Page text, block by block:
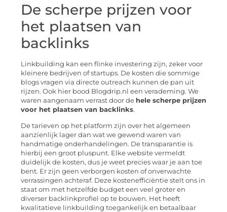
De scherpe prijzen voor
het plaatsen van
backlinks
Linkbuilding kan een flinke investering zijn, zeker voor
kleinere bedrijven of startups. De kosten die sommige
blogs vragen via directe outreach kunnen de pan uit
rijzen. Ook hier bood Blogdrip.nl een verademing. We
waren aangenaam verrast door de hele scherpe prijzen
voor het plaatsen van backlinks.
De tarieven op het platform zijn over het algemeen
aanzienlijk lager dan wat we gewend waren van
handmatige onderhandelingen. De transparantie is
hierbij een groot pluspunt. Elke website vermeldt
duidelijk de kosten, dus je weet precies waar je aan toe
bent. Er zijn geen verborgen kosten of onverwachte
verrassingen achteraf. Deze kostenefficiëntie stelt ons in
staat om met hetzelfde budget een veel groter en
diverser backlinkprofiel op te bouwen. Het heeft
kwalitatieve linkbuilding toegankelijk en betaalbaar